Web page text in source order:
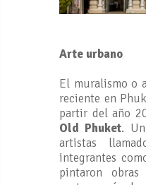
Arte urbano
El muralismo o
reciente en
partir del año
Old Phuket.
artistas
integrantes
pintaron